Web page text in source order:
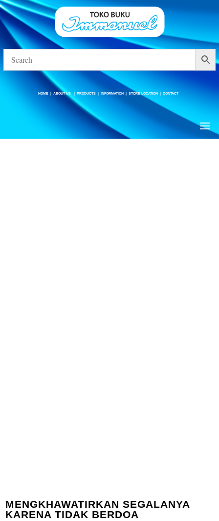
ABOUT US |STORE LOCATION
HOME |ABOUT US |PRODUCTS |INFORMATION |STORE LOCATION |CONTACT
MENGKHAWATIRKAN SEGALANYA
KARENA TIDAK BERDOA